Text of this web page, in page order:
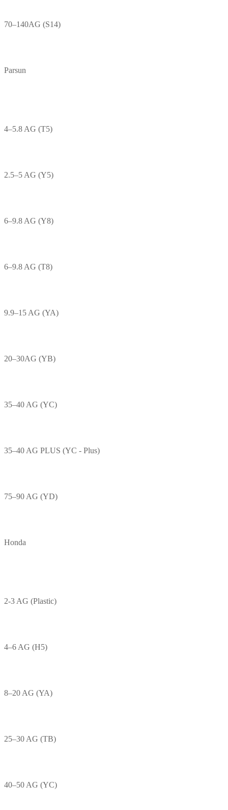
70–140AG (S14)
Parsun
4–5.8 AG (T5)
2.5–5 AG (Y5)
6–9.8 AG (Y8)
6–9.8 AG (T8)
9.9–15 AG (YA)
20–30AG (YB)
35–40 AG (YC)
35–40 AG PLUS (YC - Plus)
75–90 AG (YD)
Honda
2-3 AG (Plastic)
4–6 AG (H5)
8–20 AG (YA)
25–30 AG (TB)
40–50 AG (YC)